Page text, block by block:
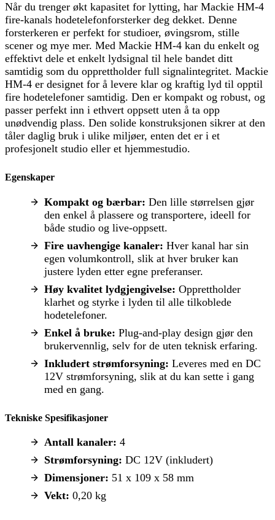
Når du trenger økt kapasitet for lytting, har Mackie HM-4
fire-kanals hodetelefonforsterker deg dekket. Denne
forsterkeren er perfekt for studioer, øvingsrom, stille
scener og mye mer. Med Mackie HM-4 kan du enkelt og
effektivt dele et enkelt lydsignal til hele bandet ditt
samtidig som du opprettholder full signalintegritet. Mackie
HM-4 er designet for å levere klar og kraftig lyd til opptil
fire hodetelefoner samtidig. Den er kompakt og robust, og
passer perfekt inn i ethvert oppsett uten å ta opp
unødvendig plass. Den solide konstruksjonen sikrer at den
tåler daglig bruk i ulike miljøer, enten det er i et
profesjonelt studio eller et hjemmestudio.
Egenskaper
Kompakt og bærbar: Den lille størrelsen gjør
den enkel å plassere og transportere, ideell for
både studio og live-oppsett.
Fire uavhengige kanaler: Hver kanal har sin
egen volumkontroll, slik at hver bruker kan
justere lyden etter egne preferanser.
Høy kvalitet lydgjengivelse: Opprettholder
klarhet og styrke i lyden til alle tilkoblede
hodetelefoner.
Enkel å bruke: Plug-and-play design gjør den
brukervennlig, selv for de uten teknisk erfaring.
Inkludert strømforsyning: Leveres med en DC
12V strømforsyning, slik at du kan sette i gang
med en gang.
Tekniske Spesifikasjoner
Antall kanaler: 4
Strømforsyning: DC 12V (inkludert)
Dimensjoner: 51 x 109 x 58 mm
Vekt: 0,20 kg